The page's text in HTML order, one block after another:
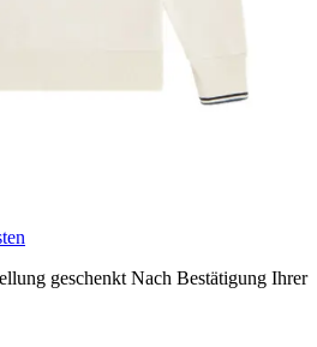
geschenkt Nach Bestätigung Ihrer